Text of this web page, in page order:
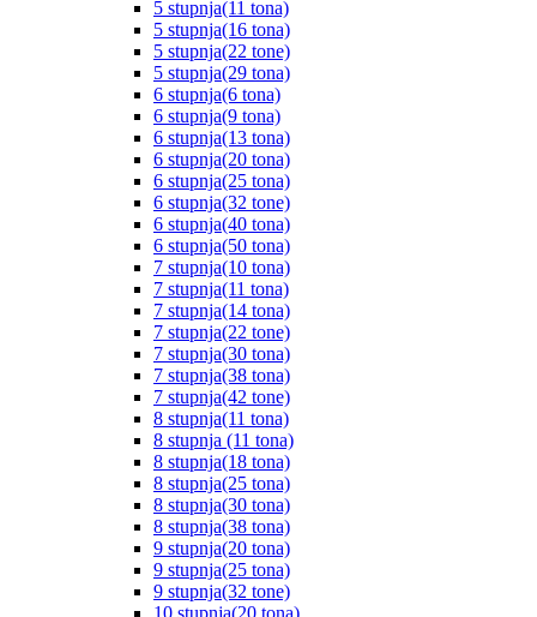
5 stupnja(11 tona)
5 stupnja(16 tona)
5 stupnja(22 tone)
5 stupnja(29 tona)
6 stupnja(6 tona)
6 stupnja(9 tona)
6 stupnja(13 tona)
6 stupnja(20 tona)
6 stupnja(25 tona)
6 stupnja(32 tone)
6 stupnja(40 tona)
6 stupnja(50 tona)
7 stupnja(10 tona)
7 stupnja(11 tona)
7 stupnja(14 tona)
7 stupnja(22 tone)
7 stupnja(30 tona)
7 stupnja(38 tona)
7 stupnja(42 tone)
8 stupnja(11 tona)
8 stupnja (11 tona)
8 stupnja(18 tona)
8 stupnja(25 tona)
8 stupnja(30 tona)
8 stupnja(38 tona)
9 stupnja(20 tona)
9 stupnja(25 tona)
9 stupnja(32 tone)
10 stupnja(20 tona)